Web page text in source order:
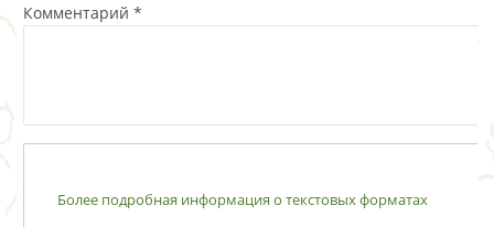
Комментарий *
Более подробная информация о текстовых форматах